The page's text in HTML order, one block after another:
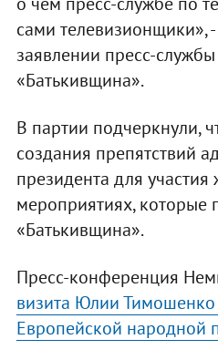
сами телевизионщики», -
заявлении пресс-
«Батькивщина».
В партии подчеркнули,
создания препятствий
президента для участия
мероприятиях, которые
«Батькивщина».
Пресс-конференция
визита Юлии
Европейской народной